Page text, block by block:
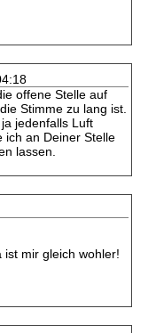
offene Stelle auf
Stimme zu lang ist.
jedenfalls Luft
ich an Deiner Stelle
lassen.
mir gleich wohler!